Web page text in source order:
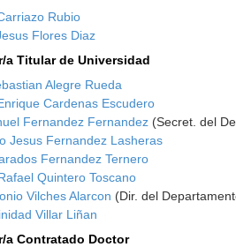
Rubio
Flores Diaz
a Titular de Universidad
Alegre Rueda
Cardenas Escudero
Fernandez Fernandez (Secret. del
Jesus Fernandez Lasheras
Fernandez Ternero
Quintero Toscano
Vilches Alarcon (Dir. del
Villar Liñan
a Contratado Doctor